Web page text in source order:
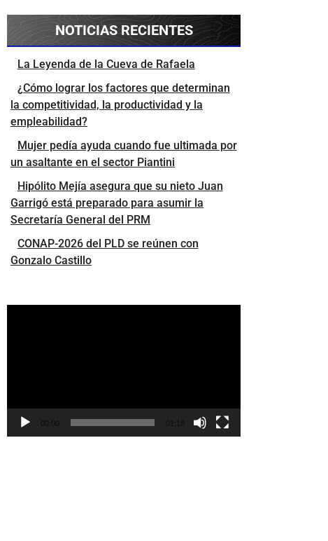
NOTICIAS RECIENTES
La Leyenda de la Cueva de Rafaela
¿Cómo lograr los factores que determinan
la competitividad, la productividad y la
empleabilidad?
Mujer pedía ayuda cuando fue ultimada por
un asaltante en el sector Piantini
Hipólito Mejía asegura que su nieto Juan
Garrigó está preparado para asumir la
Secretaría General del PRM
CONAP-2026 del PLD se reúnen con
Gonzalo Castillo
00:00 01:18